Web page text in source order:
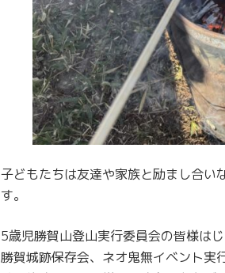
子どもたちは友達や家族と励まし合い
す。
5歳児勝賀山登山実行委員会の皆様はじ
勝賀城跡保存会、ネオ鬼無イベント